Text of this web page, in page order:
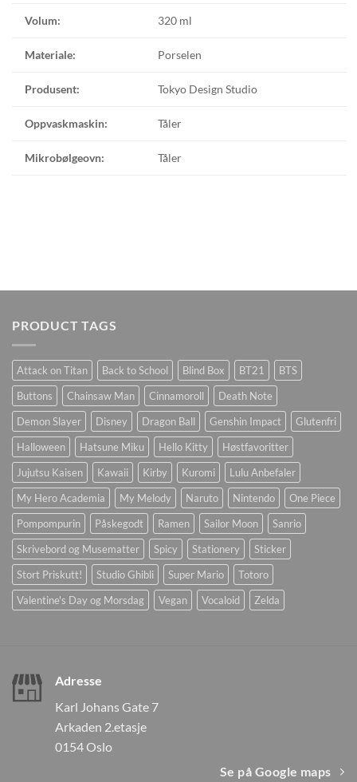
Volum: 320 ml
Materiale: Porselen
Produsent: Tokyo Design Studio
Oppvaskmaskin: Tåler
Mikrobølgeovn: Tåler
PRODUCT TAGS
Attack on Titan Back to School Blind Box BT21
BTS
Buttons
Chainsaw Man Cinnamoroll
Death Note
Demon Slayer
Disney Dragon Ball Genshin Impact
Glutenfri
Halloween
Hatsune Miku Hello Kitty
Høstfavoritter
Jujutsu Kaisen
Kawaii Kirby Kuromi
Lulu Anbefaler
My Hero Academia
My Melody Naruto Nintendo
One Piece
Pompompurin
Påskegodt Ramen Sailor Moon
Sanrio
Skrivebord og Musematter
Spicy Stationery
Sticker
Stort Priskutt!
Studio Ghibli Super Mario
Totoro
Valentine's Day og Morsdag
Vegan Vocaloid Zelda
Adresse
Karl Johans Gate 7
Arkaden 2.etasje
0154 Oslo
Se på Google maps